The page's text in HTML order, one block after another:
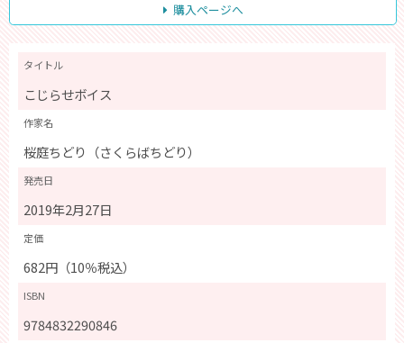
購入ページへ
タイトル
こじらせボイス
作家名
桜庭ちどり（さくらばちどり）
発売日
2019年2月27日
定価
682円（10％税込）
ISBN
9784832290846